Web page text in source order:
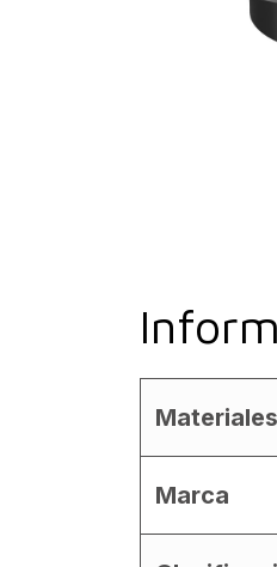
Materiales
Marca